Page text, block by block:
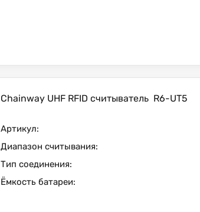
Chainway UHF RFID считыватель R6-UT5
Артикул:
Диапазон считывания:
Тип соединения:
Ёмкость батареи: